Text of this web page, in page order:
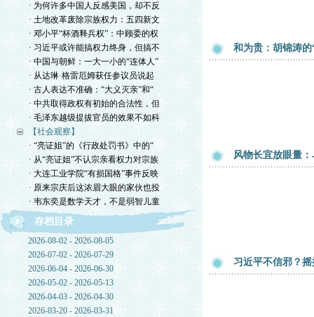
· 为何许多中国人反感美国，却不反
· 土地改革废除宗族权力：五四新文
· 邓小平“杯酒释兵权”：中顾委的权
· 习近平或许能搞权力终身，但搞不
· 中国与朝鲜：一大一小的“连体人”
· 从达琳·格雷厄姆获任参议员说起
· 古人表达不准确：“大义灭亲”和“
· 中共取得政权有初始的合法性，但
· 毛泽东越级提拔官员的效果不如科
【社会观察】
· “亮证姐”的《行政处罚书》中的“
· 从“亮证姐”不认宗亲看权力对宗族
· 大连工业学院“有损国格”事件反映
· 原来宗庆后这浓眉大眼的家伙也投
· 韦东奕是数学天才，不是弱智儿童
存档目录
2026-08-02 - 2026-08-05
2026-07-02 - 2026-07-29
2026-06-04 - 2026-06-30
2026-05-02 - 2026-05-13
2026-04-03 - 2026-04-30
2026-03-20 - 2026-03-31
和为贵：胡锦涛
风物长宜放眼量
习近平不信邪？